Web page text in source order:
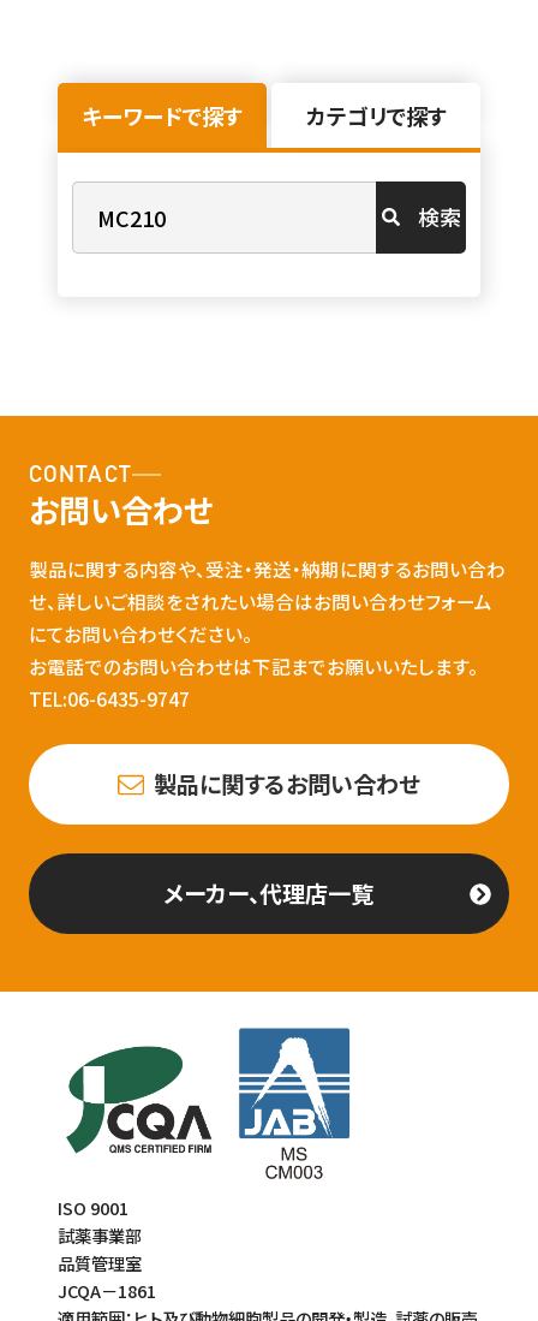
キーワードで探す カテゴリで探す
検索
CONTACT
お問い合わせ
製品に関する内容や、受注・発送・納期に関するお問い合わ
せ、詳しいご相談をされたい場合はお問い合わせフォーム
にてお問い合わせください。
お電話でのお問い合わせは下記までお願いいたします。
TEL:06-6435-9747
製品に関するお問い合わせ
メーカー、代理店一覧
ISO 9001
試薬事業部
品質管理室
JCQA－1861